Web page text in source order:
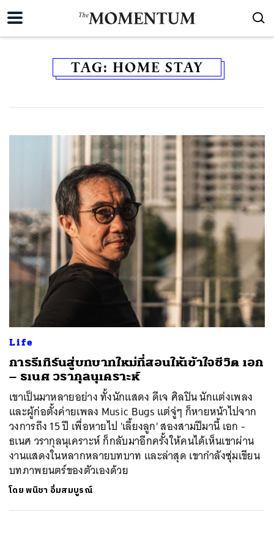
TAG: HOME STAY
Life
การรีเทิร์นสู่บทบาทใหม่ที่สอนให้เข้าใจชีวิต เอก
– ธเนศ วรากุลนุเคราะห์
เขาเป็นมาหลายอย่าง ทั้งนักแสดง ดีเจ ศิลปิน นักแต่งเพลง
และผู้ก่อตั้งค่ายเพลง Music Bugs แต่จู่ๆ ก็หายหน้าไปจาก
วงการถึง 15 ปี เพื่อหายไป 'เลี้ยงลูก' สองสามปีมานี้ เอก -
ธเนศ วรากุลนุเคราะห์ ก็กลับมาอีกครั้งให้คนได้เห็นเขาผ่าน
งานแสดงในหลากหลายบทบาท และล่าสุด เขากำลังซุ่มเขียน
บทภาพยนตร์ของตัวเองด้วย
โดยพนิชา อิ่มสมบูรณ์
ค้นหา